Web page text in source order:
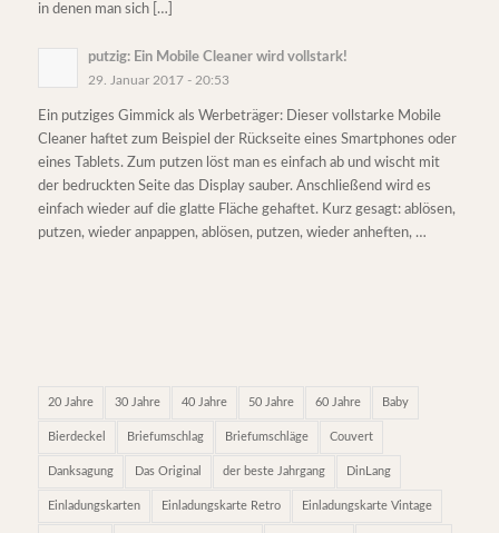
in denen man sich […]
putzig: Ein Mobile Cleaner wird vollstark!
29. Januar 2017 - 20:53
Ein putziges Gimmick als Werbeträger: Dieser vollstarke Mobile
Cleaner haftet zum Beispiel der Rückseite eines Smartphones oder
eines Tablets. Zum putzen löst man es einfach ab und wischt mit
der bedruckten Seite das Display sauber. Anschließend wird es
einfach wieder auf die glatte Fläche gehaftet. Kurz gesagt: ablösen,
putzen, wieder anpappen, ablösen, putzen, wieder anheften, …
20 Jahre 30 Jahre 40 Jahre 50 Jahre 60 Jahre Baby
Bierdeckel Briefumschlag Briefumschläge Couvert
Danksagung Das Original der beste Jahrgang DinLang
Einladungskarten Einladungskarte Retro Einladungskarte Vintage